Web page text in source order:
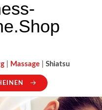
Massage Shiatsu